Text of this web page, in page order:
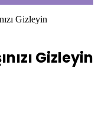
Gizleyin
Gizleyin